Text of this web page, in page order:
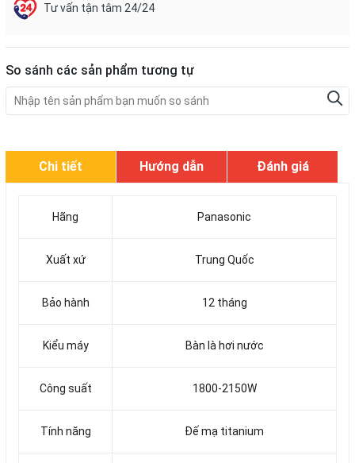
Tư vấn tận tâm 24/24
So sánh các sản phẩm tương tự
Chi tiết Hướng dẫn Đánh giá
Hãng Panasonic
Xuất xứ Trung Quốc
Bảo hành 12 tháng
Kiểu máy Bàn là hơi nước
Công suất 1800-2150W
Tính năng Đế mạ titanium